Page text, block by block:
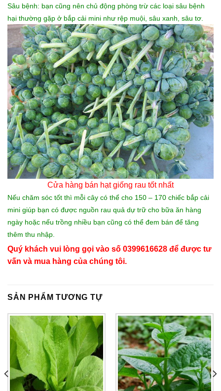
Sâu bệnh: bạn cũng nên chủ động phòng trừ các loại sâu bệnh
hại thường gặp ở bắp cải mini như rệp muội, sâu xanh, sâu tơ.
Cửa hàng bán hạt giống rau tốt nhất
Nếu chăm sóc tốt thì mỗi cây có thể cho 150 – 170 chiếc bắp cải
mini giúp bạn có được nguồn rau quả dự trữ cho bữa ăn hàng
ngày hoặc nếu trồng nhiều bạn cũng có thể đem bán để tăng
thêm thu nhập.
Quý khách vui lòng gọi vào số 0399616628 để được tư
vấn và mua hàng của chúng tôi.
SẢN PHẨM TƯƠNG TỰ